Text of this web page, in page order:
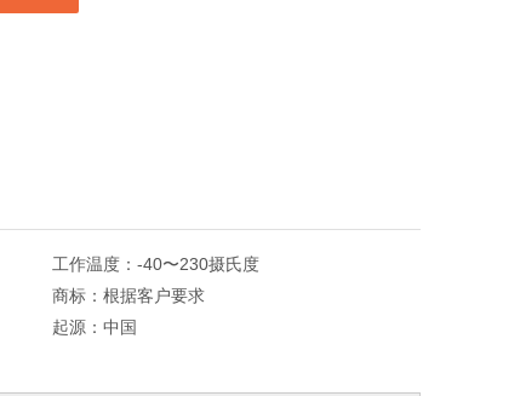
工作温度： -40〜230摄氏度
商标： 根据客户要求
起源： 中国